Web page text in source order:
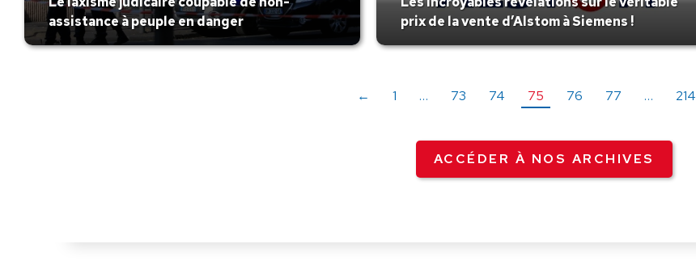
assistance à peuple en danger
prix de la vente d’Alstom à Siemens !
← 1 … 73 74 75 76 77 … 214
ACCÉDER À NOS ARCHIVES